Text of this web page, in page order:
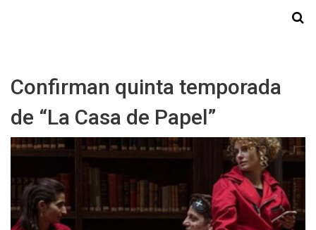
Confirman quinta temporada
de “La Casa de Papel”